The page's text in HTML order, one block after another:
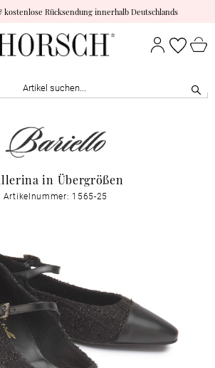
kostenlose Rücksendung innerhalb Deutschlands
in Übergrößen
Artikelnummer: 1565-25